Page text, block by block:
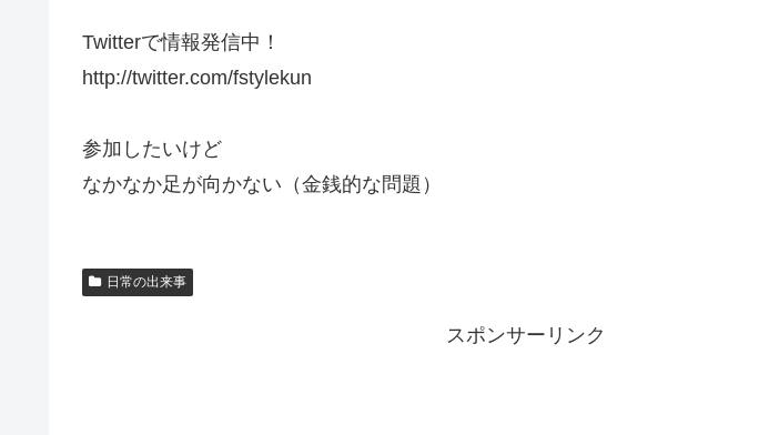
Twitterで情報発信中！
http://twitter.com/fstylekun
参加したいけど
なかなか足が向かない（金銭的な問題）
日常の出来事
スポンサーリンク